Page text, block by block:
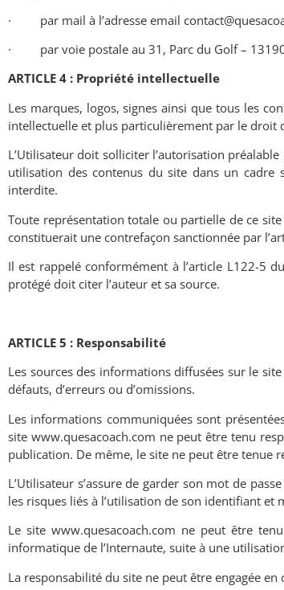
·
par mail à l’adresse email
·
par voie postale au 31, Parc du Golf –
ARTICLE 4 : Propriété intellectuelle
Les marques, logos, signes ainsi que tous les
intellectuelle et plus particulièrement par le droit
L’Utilisateur doit solliciter l’autorisation
utilisation des contenus du site dans un
interdite.
Toute représentation totale ou partielle de ce
constituerait une contrefaçon sanctionnée par l’
Il est rappelé conformément à l’article L122-5
protégé doit citer l’auteur et sa source.
ARTICLE 5 : Responsabilité
Les sources des informations diffusées sur le
défauts, d’erreurs ou d’omissions.
Les informations communiquées sont
site www.quesacoach.com ne peut être tenu
publication. De même, le site ne peut être tenue
L’Utilisateur s’assure de garder son mot de
les risques liés à l’utilisation de son identifiant et
Le site www.quesacoach.com ne peut être
informatique de l’Internaute, suite à une
La responsabilité du site ne peut être engagée